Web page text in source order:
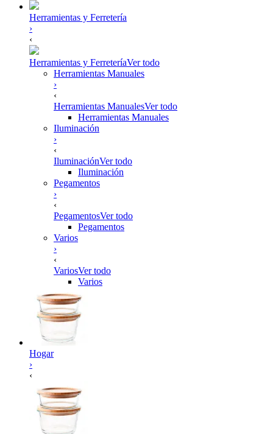
Herramientas y Ferretería
›
‹
Herramientas y FerreteríaVer todo
Herramientas Manuales
›
‹
Herramientas ManualesVer todo
Herramientas Manuales
Iluminación
›
‹
IluminaciónVer todo
Iluminación
Pegamentos
›
‹
PegamentosVer todo
Pegamentos
Varios
›
‹
VariosVer todo
Varios
Hogar
›
‹